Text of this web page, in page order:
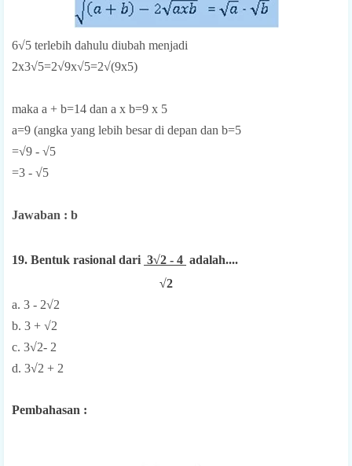
6√5 terlebih dahulu diubah menjadi
2x3√5=2√9x√5=2√(9x5)
maka a + b=14 dan a x b=9 x 5
a=9 (angka yang lebih besar di depan dan b=5
=√9 - √5
=3 - √5
Jawaban : b
19. Bentuk rasional dari 3√2 - 4 adalah....
√2
a. 3 - 2√2
b. 3 + √2
c. 3√2- 2
d. 3√2 + 2
Pembahasan :